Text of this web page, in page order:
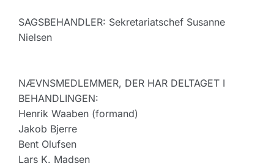
SAGSBEHANDLER: Sekretariatschef Susanne
Nielsen
NÆVNSMEDLEMMER, DER HAR DELTAGET I
BEHANDLINGEN:
Henrik Waaben (formand)
Jakob Bjerre
Bent Olufsen
Lars K. Madsen